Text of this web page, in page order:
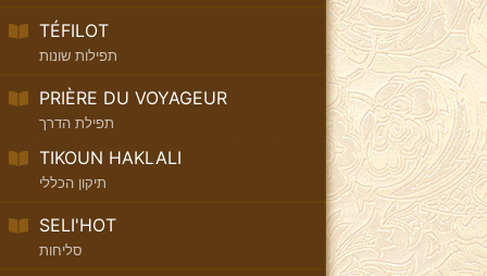
TÉFILOT
תפילות שונות
PRIÈRE DU VOYAGEUR
תפילת הדרך
TIKOUN HAKLALI
תיקון הכללי
SELI'HOT
סליחות